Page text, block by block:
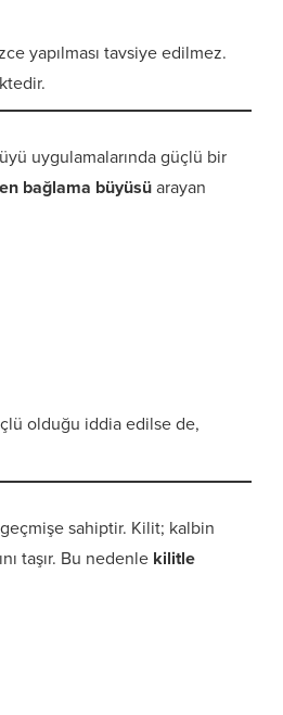
yapılması tavsiye edilmez.
uygulamalarında güçlü bir
bağlama büyüsü arayan
olduğu iddia edilse de,
sahiptir. Kilit; kalbin
taşır. Bu nedenle kilitle